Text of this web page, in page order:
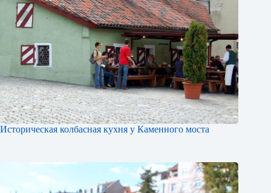
Историческая колбасная кухня у Каменного моста